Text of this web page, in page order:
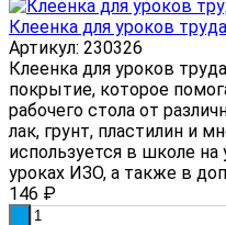
Клеенка для уроков
Артикул: 230326
Клеенка для уроков
покрытие, которое
рабочего стола от
лак, грунт, пластилин и
используется в школе на
уроках ИЗО, а также в
146 ₽